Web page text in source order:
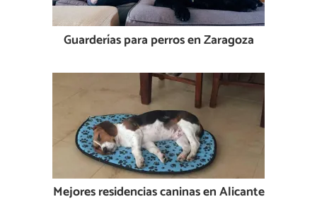
Guarderías para perros en Zaragoza
Mejores residencias caninas en Alicante